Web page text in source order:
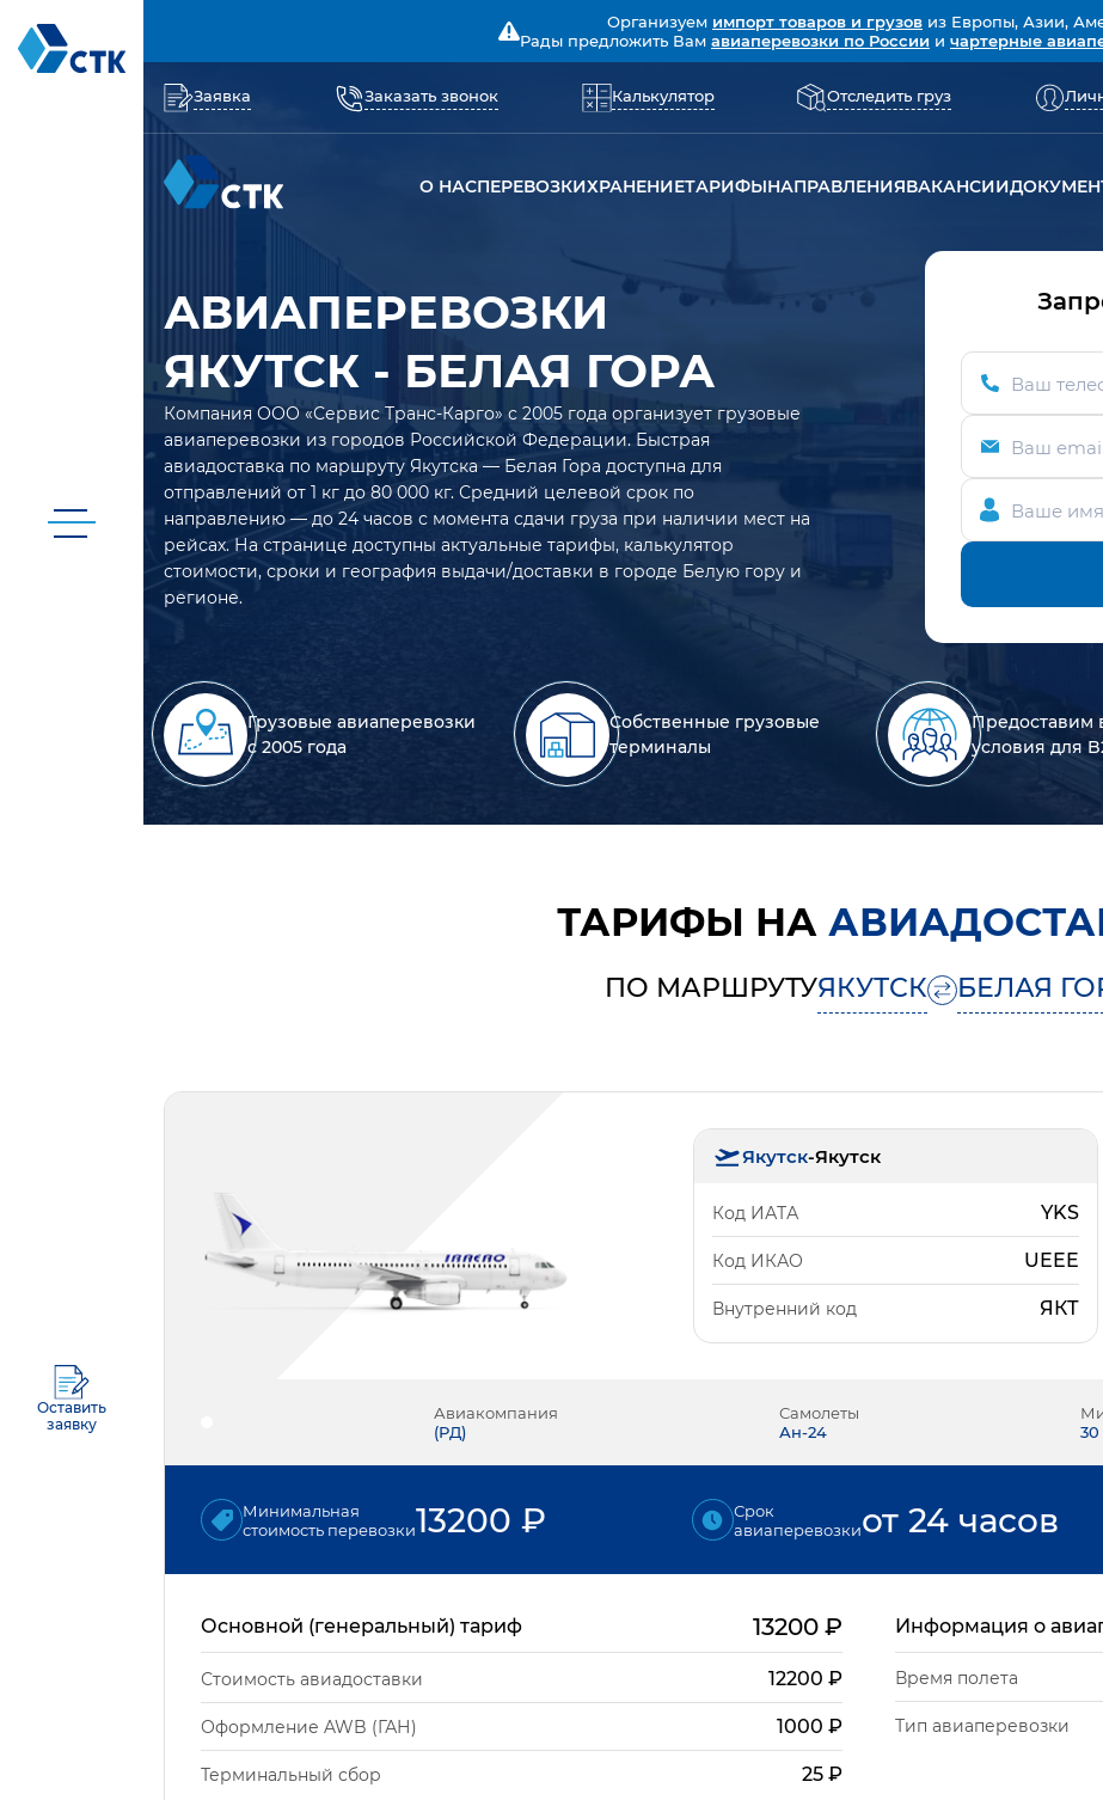
Оставить
заявку
Организуем импорт товаров и грузов из Европы, Азии,
Рады предложить Вам авиаперевозки по России и чартерные
Заявка Заказать звонок Калькулятор Отследить груз
О НАСПЕРЕВОЗКИХРАНЕНИЕТАРИФЫНАПРАВЛЕНИЯВАКАНСИИ
АВИАПЕРЕВОЗКИ
ЯКУТСК - БЕЛАЯ ГОРА
Компания ООО «Сервис Транс-Карго» с 2005 года организует грузовые
авиаперевозки из городов Российской Федерации. Быстрая
авиадоставка по маршруту Якутска — Белая Гора доступна для
отправлений от 1 кг до 80 000 кг. Средний целевой срок по
направлению — до 24 часов с момента сдачи груза при наличии мест на
рейсах. На странице доступны актуальные тарифы, калькулятор
стоимости, сроки и география выдачи/доставки в городе Белую гору и
регионе.
Ваш
Ваш
Ваше имя
Грузовые авиаперевозки
с 2005 года
Собственные грузовые
терминалы
Предоставим
условия для
ТАРИФЫ НА
ПО МАРШРУТУЯКУТСК БЕЛАЯ
Якутск-Якутск
Код ИАТА YKS
Код ИКАО UEEE
Внутренний код ЯКТ
Авиакомпания
(РД)
Самолеты
Ан-24
30
Минимальная
стоимость перевозки13200 ₽
Срок
авиаперевозкиот 24 часов
Основной (генеральный) тариф 13200₽
Стоимость авиадоставки 12200 ₽
Оформление AWB (ГАН) 1000 ₽
Терминальный сбор 25₽
Информация о
Время полета
Тип авиаперевозки